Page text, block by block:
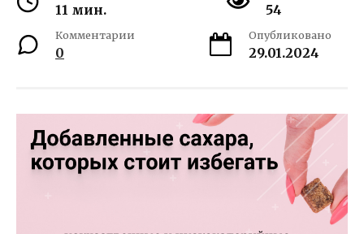
11 мин. 54
Комментарии
0
Опубликовано
29.01.2024